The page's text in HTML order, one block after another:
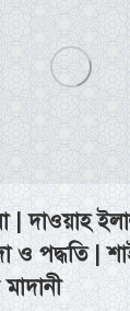
দাওয়াহ
ও পদ্ধতি |